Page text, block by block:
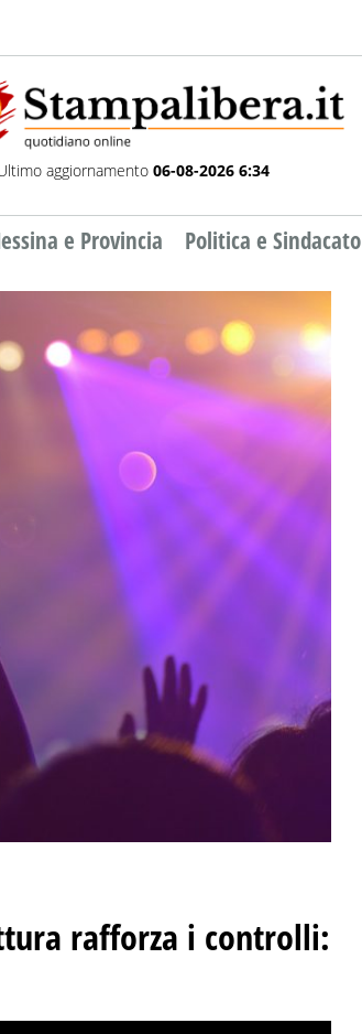
aggiornamento 06-08-2026 6:34
e Provincia Politica e Sindacato
rafforza i controlli: